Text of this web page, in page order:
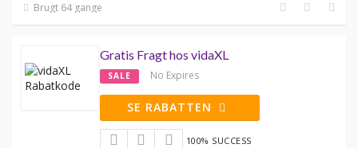
Brugt 64 gange
Gratis Fragt hos vidaXL
SALE No Expires
SE RABATTEN
100% SUCCESS